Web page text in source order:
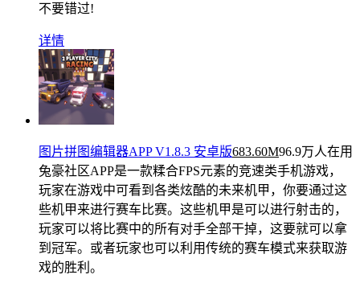
不要错过!
详情
图片拼图编辑器APP V1.8.3 安卓版683.60M96.9万人在用
兔豪社区APP是一款糅合FPS元素的竞速类手机游戏，
玩家在游戏中可看到各类炫酷的未来机甲，你要通过这
些机甲来进行赛车比赛。这些机甲是可以进行射击的，
玩家可以将比赛中的所有对手全部干掉，这要就可以拿
到冠军。或者玩家也可以利用传统的赛车模式来获取游
戏的胜利。